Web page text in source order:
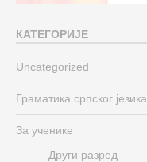
КАТЕГОРИЈЕ
Uncategorized
Граматика српског језика
За ученике
Други разред